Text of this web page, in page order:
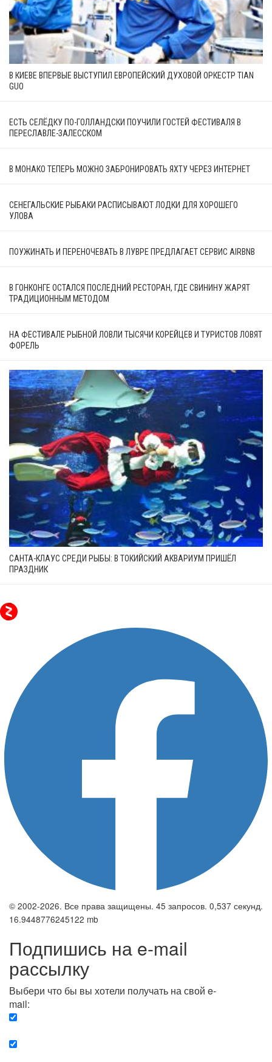
В КИЕВЕ ВПЕРВЫЕ ВЫСТУПИЛ ЕВРОПЕЙСКИЙ ДУХОВОЙ ОРКЕСТР TIAN
GUO
ЕСТЬ СЕЛЁДКУ ПО-ГОЛЛАНДСКИ ПОУЧИЛИ ГОСТЕЙ ФЕСТИВАЛЯ В
ПЕРЕСЛАВЛЕ-ЗАЛЕССКОМ
В МОНАКО ТЕПЕРЬ МОЖНО ЗАБРОНИРОВАТЬ ЯХТУ ЧЕРЕЗ ИНТЕРНЕТ
СЕНЕГАЛЬСКИЕ РЫБАКИ РАСПИСЫВАЮТ ЛОДКИ ДЛЯ ХОРОШЕГО
УЛОВА
ПОУЖИНАТЬ И ПЕРЕНОЧЕВАТЬ В ЛУВРЕ ПРЕДЛАГАЕТ СЕРВИС AIRBNB
В ГОНКОНГЕ ОСТАЛСЯ ПОСЛЕДНИЙ РЕСТОРАН, ГДЕ СВИНИНУ ЖАРЯТ
ТРАДИЦИОННЫМ МЕТОДОМ
НА ФЕСТИВАЛЕ РЫБНОЙ ЛОВЛИ ТЫСЯЧИ КОРЕЙЦЕВ И ТУРИСТОВ ЛОВЯТ
ФОРЕЛЬ
САНТА-КЛАУС СРЕДИ РЫБЫ: В ТОКИЙСКИЙ АКВАРИУМ ПРИШЁЛ
ПРАЗДНИК
© 2002-2026. Все права защищены. 45 запросов. 0,537 секунд.
16.9448776245122 mb
Подпишись на e-mail
рассылку
Выбери что бы вы хотели получать на свой e-
mail: